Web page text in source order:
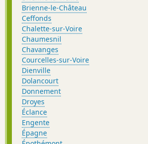
Brienne-le-Château
Ceffonds
Chalette-sur-Voire
Chaumesnil
Chavanges
Courcelles-sur-Voire
Dienville
Dolancourt
Donnement
Droyes
Éclance
Engente
Épagne